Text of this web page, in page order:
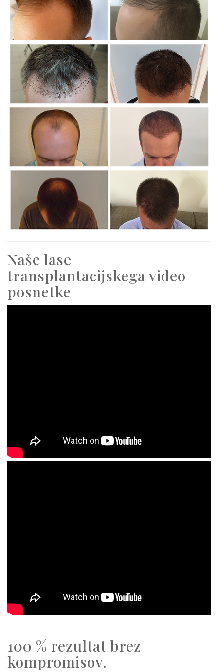
Naše lase
transplantacijskega video
posnetke
100 % rezultat brez
kompromisov.